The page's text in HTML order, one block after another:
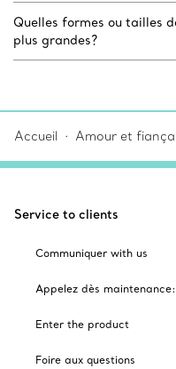
Quelles formes ou tailles
plus grandes?
Accueil Amour et
Service to clients
Communiquer with us
Appelez dès
Enter the product
Foire aux questions